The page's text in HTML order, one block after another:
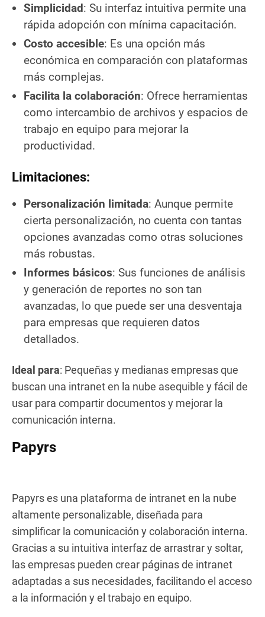
Simplicidad: Su interfaz intuitiva permite una
rápida adopción con mínima capacitación.
Costo accesible: Es una opción más
económica en comparación con plataformas
más complejas.
Facilita la colaboración: Ofrece herramientas
como intercambio de archivos y espacios de
trabajo en equipo para mejorar la
productividad.
Limitaciones:
Personalización limitada: Aunque permite
cierta personalización, no cuenta con tantas
opciones avanzadas como otras soluciones
más robustas.
Informes básicos: Sus funciones de análisis
y generación de reportes no son tan
avanzadas, lo que puede ser una desventaja
para empresas que requieren datos
detallados.
Ideal para: Pequeñas y medianas empresas que
buscan una intranet en la nube asequible y fácil de
usar para compartir documentos y mejorar la
comunicación interna.
Papyrs
Papyrs es una plataforma de intranet en la nube
altamente personalizable, diseñada para
simplificar la comunicación y colaboración interna.
Gracias a su intuitiva interfaz de arrastrar y soltar,
las empresas pueden crear páginas de intranet
adaptadas a sus necesidades, facilitando el acceso
a la información y el trabajo en equipo.